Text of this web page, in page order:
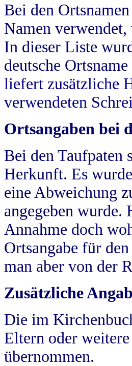
Bei den
Namen
In dieser Liste
deutsche
liefert zusätzliche
verwendeten
Ortsangaben bei
Bei den Taufpaten
Herkunft. Es
eine Abweichung
angegeben wurde.
Annahme doch
Ortsangabe für
man aber von der
Zusätzliche
Die im
Eltern oder
übernommen.